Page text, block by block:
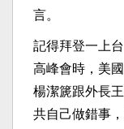
言。
記得拜登一上
高峰會時，美
楊潔篪跟外長
共自己做錯事